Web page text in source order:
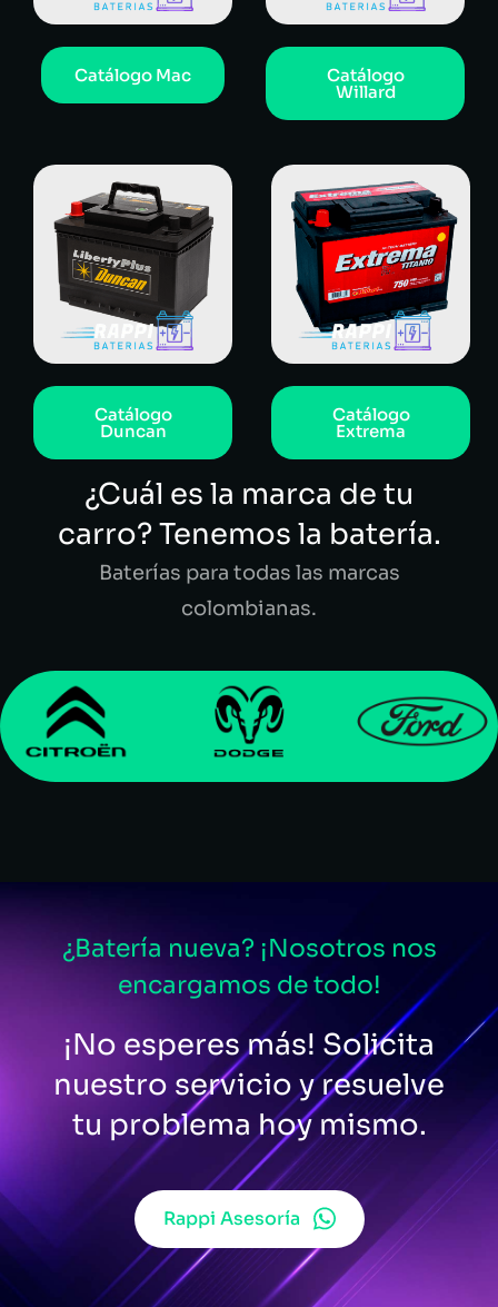
Catálogo Mac Catálogo
Willard
Catálogo
Duncan
Catálogo
Extrema
¿Cuál es la marca de tu
carro? Tenemos la batería.
Baterías para todas las marcas
colombianas.
¿Batería nueva? ¡Nosotros nos
encargamos de todo!
¡No esperes más! Solicita
nuestro servicio y resuelve
tu problema hoy mismo.
Rappi Asesoría